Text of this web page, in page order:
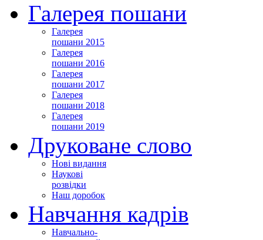
Галерея пошани
Галерея
пошани 2015
Галерея
пошани 2016
Галерея
пошани 2017
Галерея
пошани 2018
Галерея
пошани 2019
Друковане слово
Нові видання
Наукові
розвідки
Наш доробок
Навчання кадрів
Навчально-